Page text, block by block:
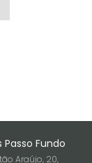
Fundo
Araújo, 20,